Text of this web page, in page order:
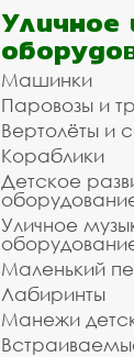
Уличное
Машинки
Паровозы и
Вертолёты и
Кораблики
Детское
Уличное
Маленький
Лабиринты
Манежи